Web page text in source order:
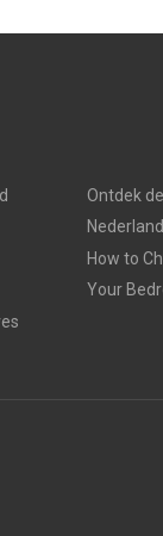
Ontdek
How to
Your